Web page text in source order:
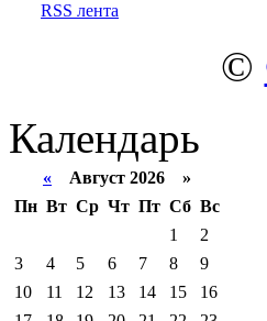
RSS лента
©
Календарь
« Август 2026 »
Пн Вт Ср Чт Пт Сб Вс
1
2
3
4 5 6 7 8
9
10
11 12 13 14 15
16